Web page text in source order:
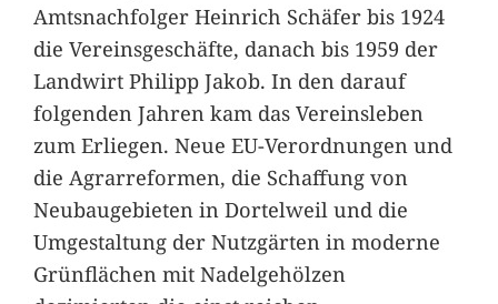
Amtsnachfolger Heinrich Schäfer bis 1924
die Vereinsgeschäfte, danach bis 1959 der
Landwirt Philipp Jakob. In den darauf
folgenden Jahren kam das Vereinsleben
zum Erliegen. Neue EU-Verordnungen und
die Agrarreformen, die Schaffung von
Neubaugebieten in Dortelweil und die
Umgestaltung der Nutzgärten in moderne
Grünflächen mit Nadelgehölzen